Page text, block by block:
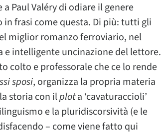
Paul Valéry di odiare il genere
frasi come questa. Di più: tutti gli
miglior romanzo ferroviario, nel
e intelligente uncinazione del lettore.
colto e professorale che ce lo rende
sposi, organizza la propria materia
storia con ilplota ‘cavaturaccioli’
e la pluridiscorsività (e le
– come viene fatto qui